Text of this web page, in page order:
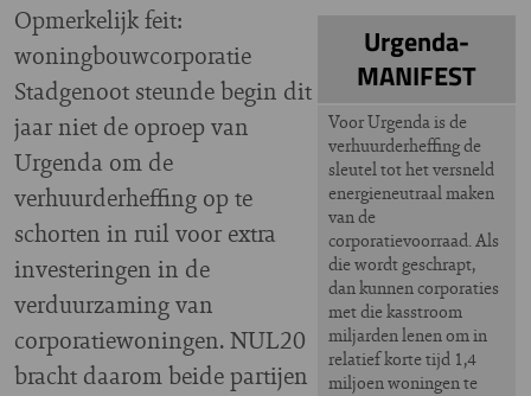
Urgenda-
MANIFEST
Voor Urgenda is de
verhuurderheffing de
sleutel tot het versneld
energieneutraal maken
van de
corporatievoorraad. Als
die wordt geschrapt,
dan kunnen corporaties
met die kasstroom
miljarden lenen om in
relatief korte tijd 1,4
miljoen woningen te
Opmerkelijk feit:
woningbouwcorporatie
Stadgenoot steunde begin dit
jaar niet de oproep van
Urgenda om de
verhuurderheffing op te
schorten in ruil voor extra
investeringen in de
verduurzaming van
corporatiewoningen. NUL20
bracht daarom beide partijen